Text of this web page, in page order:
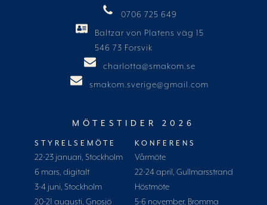
0706 725 649
Baltzar von Platens väg 15
546 73 Forsvik
charlotta@smakom.se
smakom.sverige@gmail.com
MÖTESTIDER 2026
STYRELSEMÖTE
22-23 januari, Stockholm
6 mars, digitalt
3-4 juni, Stockholm
20-21 augusti, Gnosjö
KONFERENS
Vårmöte
22-24 april, Gullmarsstrand
Höstmöte
5-6 november, Bromma